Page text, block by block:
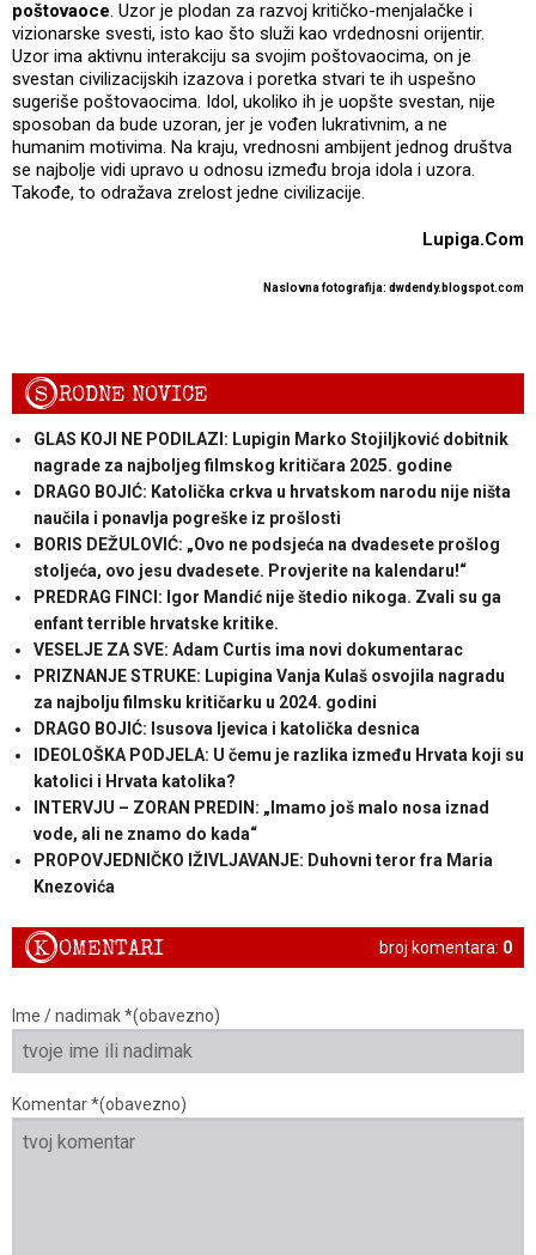
poštovaoce. Uzor je plodan za razvoj kritičko-menjalačke i
vizionarske svesti, isto kao što služi kao vrdednosni orijentir.
Uzor ima aktivnu interakciju sa svojim poštovaocima, on je
svestan civilizacijskih izazova i poretka stvari te ih uspešno
sugeriše poštovaocima. Idol, ukoliko ih je uopšte svestan, nije
sposoban da bude uzoran, jer je vođen lukrativnim, a ne
humanim motivima. Na kraju, vrednosni ambijent jednog društva
se najbolje vidi upravo u odnosu između broja idola i uzora.
Takođe, to odražava zrelost jedne civilizacije.
Lupiga.Com
Naslovna fotografija: dwdendy.blogspot.com
SRODNE NOVICE
GLAS KOJI NE PODILAZI: Lupigin Marko Stojiljković dobitnik
nagrade za najboljeg filmskog kritičara 2025. godine
DRAGO BOJIĆ: Katolička crkva u hrvatskom narodu nije ništa
naučila i ponavlja pogreške iz prošlosti
BORIS DEŽULOVIĆ: „Ovo ne podsjeća na dvadesete prošlog
stoljeća, ovo jesu dvadesete. Provjerite na kalendaru!“
PREDRAG FINCI: Igor Mandić nije štedio nikoga. Zvali su ga
enfant terrible hrvatske kritike.
VESELJE ZA SVE: Adam Curtis ima novi dokumentarac
PRIZNANJE STRUKE: Lupigina Vanja Kulaš osvojila nagradu
za najbolju filmsku kritičarku u 2024. godini
DRAGO BOJIĆ: ​Isusova ljevica i katolička desnica
IDEOLOŠKA PODJELA: U čemu je razlika između Hrvata koji su
katolici i Hrvata katolika?
INTERVJU – ZORAN PREDIN: „Imamo još malo nosa iznad
vode, ali ne znamo do kada“
PROPOVJEDNIČKO IŽIVLJAVANJE: Duhovni teror fra Maria
Knezovića
broj komentara: 0
KOMENTARI
Ime / nadimak *(obavezno)
Komentar *(obavezno)